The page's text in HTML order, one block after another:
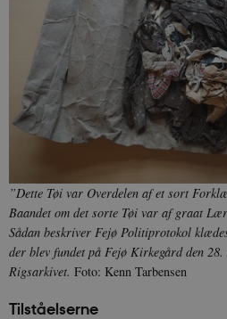
”Dette Tøi var Overdelen af et sort
Baandet om det sorte Tøi var af graat
Sådan beskriver Fejø Politiprotokol
der blev fundet på Fejø Kirkegård den
Rigsarkivet. Foto: Kenn Tarbensen
Tilståelserne